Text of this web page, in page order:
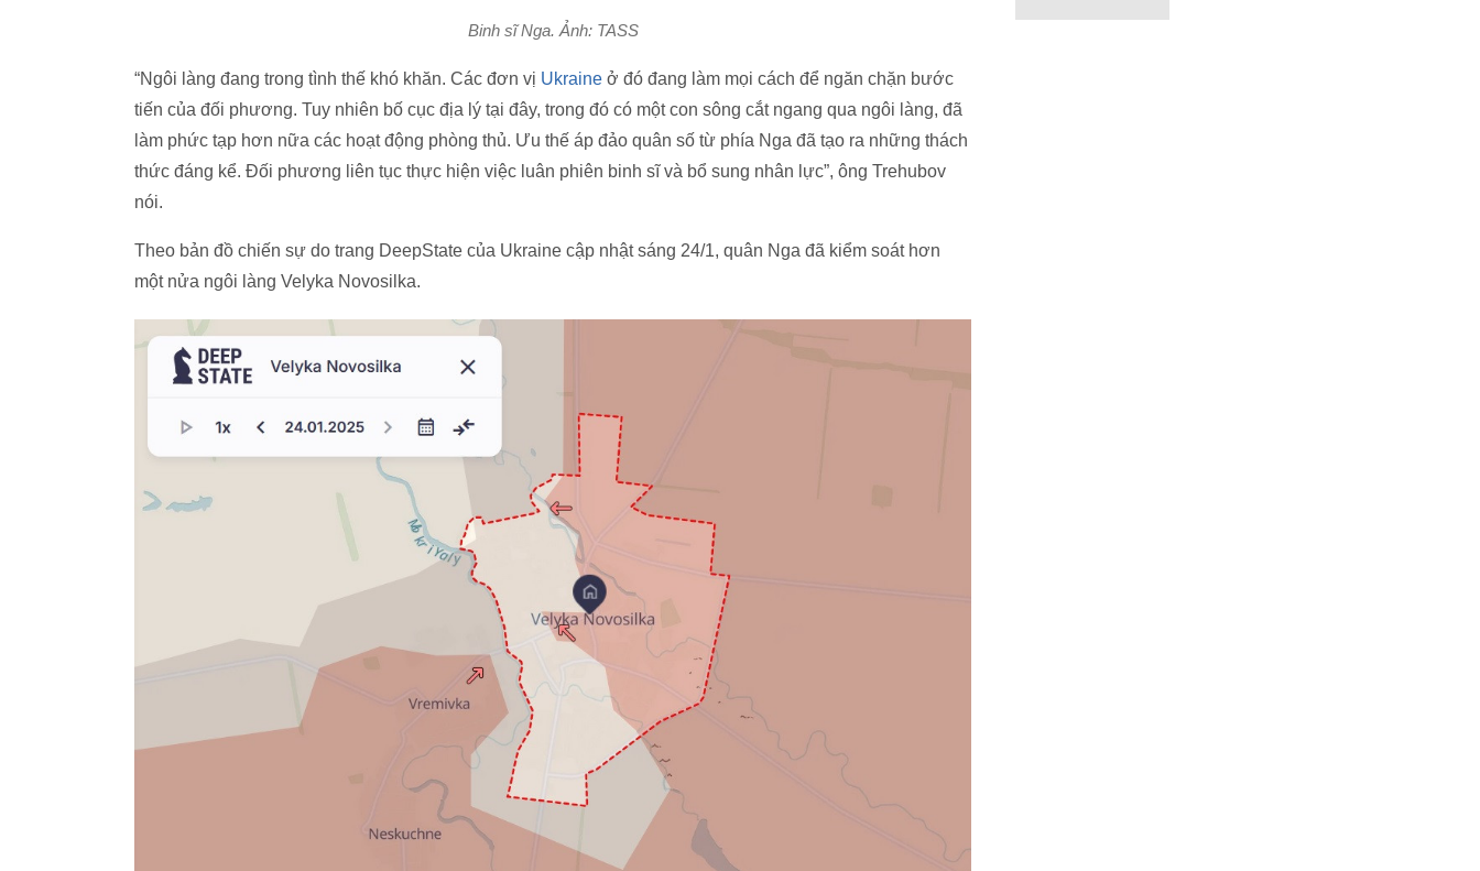
Binh sĩ Nga. Ảnh: TASS
“Ngôi làng đang trong tình thế khó khăn. Các đơn vị Ukraine ở đó đang làm mọi cách để ngăn chặn bước
tiến của đối phương. Tuy nhiên bố cục địa lý tại đây, trong đó có một con sông cắt ngang qua ngôi làng, đã
làm phức tạp hơn nữa các hoạt động phòng thủ. Ưu thế áp đảo quân số từ phía Nga đã tạo ra những thách
thức đáng kể. Đối phương liên tục thực hiện việc luân phiên binh sĩ và bổ sung nhân lực”, ông Trehubov
nói.
Theo bản đồ chiến sự do trang DeepState của Ukraine cập nhật sáng 24/1, quân Nga đã kiểm soát hơn
một nửa ngôi làng Velyka Novosilka.